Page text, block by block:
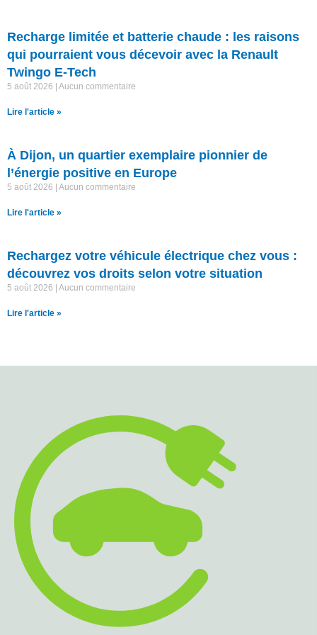
Recharge limitée et batterie chaude : les raisons
qui pourraient vous décevoir avec la Renault
Twingo E-Tech
5 août 2026 Aucun commentaire
Lire l'article »
À Dijon, un quartier exemplaire pionnier de
l’énergie positive en Europe
5 août 2026 Aucun commentaire
Lire l'article »
Rechargez votre véhicule électrique chez vous :
découvrez vos droits selon votre situation
5 août 2026 Aucun commentaire
Lire l'article »